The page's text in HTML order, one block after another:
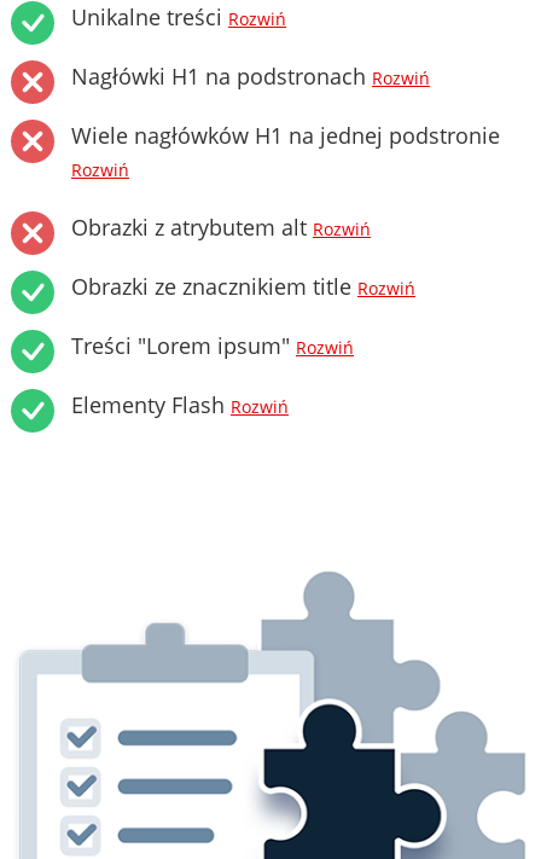
Unikalne treści Rozwiń
Nagłówki H1 na podstronach Rozwiń
Wiele nagłówków H1 na jednej podstronie
Rozwiń
Obrazki z atrybutem alt Rozwiń
Obrazki ze znacznikiem title Rozwiń
Treści "Lorem ipsum" Rozwiń
Elementy Flash Rozwiń